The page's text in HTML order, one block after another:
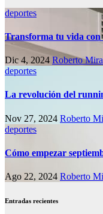
deportes
Transforma tu vida con
Dic 4, 2024 Roberto
deportes
La revolución del
Nov 27, 2024 Roberto
deportes
Cómo empezar
Ago 22, 2024 Roberto
Entradas recientes